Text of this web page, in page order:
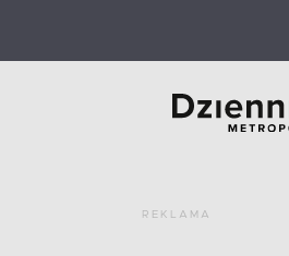
REKLAMA